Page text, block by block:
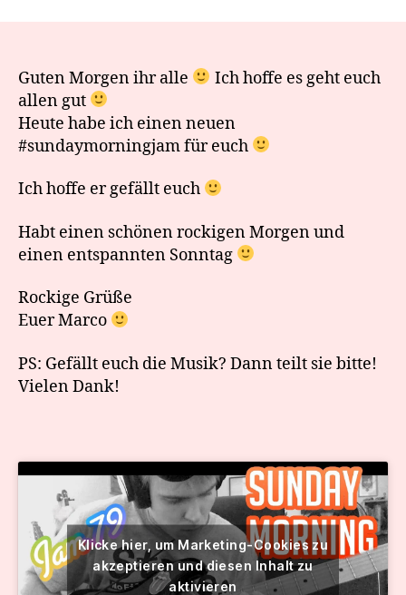
Guten Morgen ihr alle
Ich hoffe es geht euch
allen gut
Heute habe ich einen neuen
#sundaymorningjam für euch
Ich hoffe er gefällt euch
Habt einen schönen rockigen Morgen und
einen entspannten Sonntag
Rockige Grüße
Euer Marco
PS: Gefällt euch die Musik? Dann teilt sie bitte!
Vielen Dank!
Klicke hier, um Marketing-Cookies zu
akzeptieren und diesen Inhalt zu
aktivieren